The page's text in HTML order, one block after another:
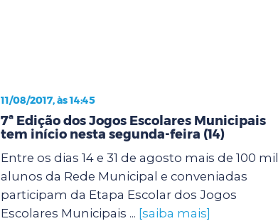
11/08/2017, às 14:45
7ª Edição dos Jogos Escolares Municipais
tem início nesta segunda-feira (14)
Entre os dias 14 e 31 de agosto mais de 100 mil
alunos da Rede Municipal e conveniadas
participam da Etapa Escolar dos Jogos
Escolares Municipais ... [saiba mais]